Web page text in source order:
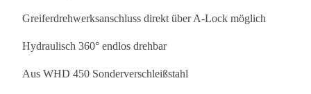
Greiferdrehwerksanschluss direkt über A-Lock möglich
Hydraulisch 360° endlos drehbar
Aus WHD 450 Sonderverschleißstahl